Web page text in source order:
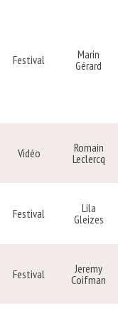
Festival
Marin
Gérard
Vidéo
Romain
Leclercq
Festival
Lila
Gleizes
Festival
Jeremy
Coifman